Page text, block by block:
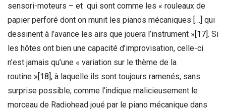
sensori-moteurs – et qui sont comme les « rouleaux de
papier perforé dont on munit les pianos mécaniques […] qui
dessinent à l’avance les airs que jouera l’instrument »[17]. Si
les hôtes ont bien une capacité d’improvisation, celle-ci
n’est jamais qu’une « variation sur le thème de la
routine »[18], à laquelle ils sont toujours ramenés, sans
surprise possible, comme l’indique malicieusement le
morceau de Radiohead joué par le piano mécanique dans